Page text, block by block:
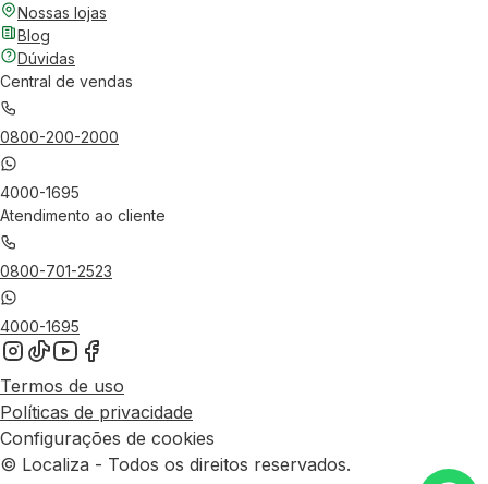
Nossas lojas
Blog
Dúvidas
Central de vendas
0800-200-2000
4000-1695
Atendimento ao cliente
0800-701-2523
4000-1695
Termos de uso
Políticas de privacidade
Configurações de cookies
© Localiza - Todos os direitos reservados.